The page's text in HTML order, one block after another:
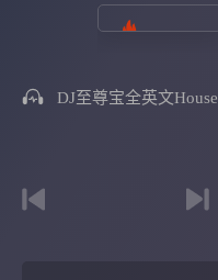
DJ至尊宝全英文